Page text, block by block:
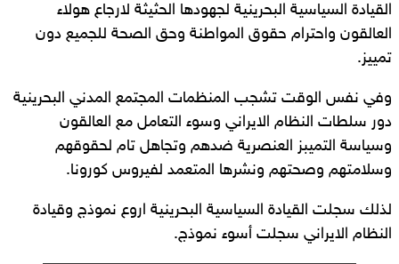
القيادة السياسية البحرينية لجهودها الحثيثة لارجاع هولاء
العالقون واحترام حقوق المواطنة وحق الصحة للجميع دون
تمييز.
وفي نفس الوقت تشجب المنظمات المجتمع المدني البحرينية
دور سلطات النظام الايراني وسوء التعامل مع العالقون
وسياسة التميبز العنصرية ضدهم وتجاهل تام لحقوقهم
وسلامتهم وصحتهم ونشرها المتعمد لفيروس كورونا.
لذلك سجلت القيادة السياسية البحرينية اروع نموذج وقيادة
النظام الايراني سجلت أسوء نموذج.